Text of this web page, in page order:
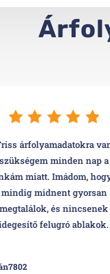
árfolyamadatokra
szükségem minden nap a
miatt. Imádom,
mindig midnent gyorsan
megtalálok, és nincsenek
felugró ablakok.